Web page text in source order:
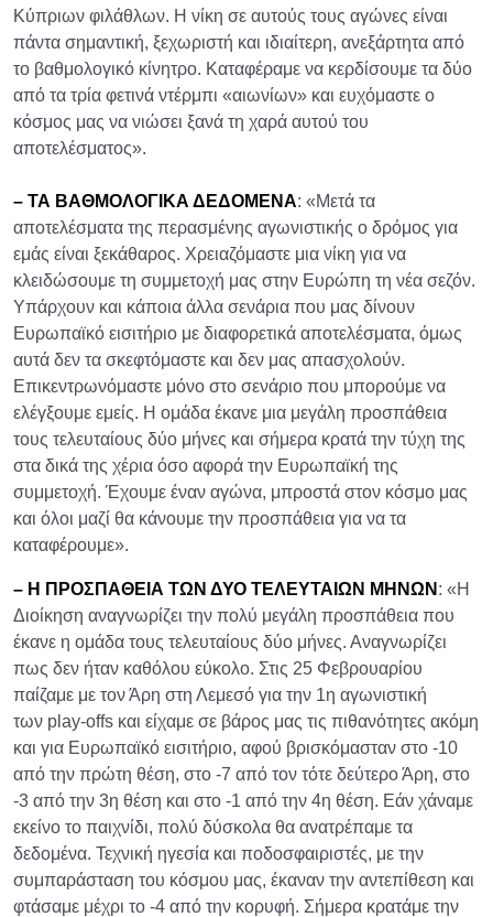
Κύπριων φιλάθλων. Η νίκη σε αυτούς τους αγώνες είναι
πάντα σημαντική, ξεχωριστή και ιδιαίτερη, ανεξάρτητα από
το βαθμολογικό κίνητρο. Καταφέραμε να κερδίσουμε τα δύο
από τα τρία φετινά ντέρμπι «αιωνίων» και ευχόμαστε ο
κόσμος μας να νιώσει ξανά τη χαρά αυτού του
αποτελέσματος».
– ΤΑ ΒΑΘΜΟΛΟΓΙΚΑ ΔΕΔΟΜΕΝΑ: «Μετά τα
αποτελέσματα της περασμένης αγωνιστικής ο δρόμος για
εμάς είναι ξεκάθαρος. Χρειαζόμαστε μια νίκη για να
κλειδώσουμε τη συμμετοχή μας στην Ευρώπη τη νέα σεζόν.
Υπάρχουν και κάποια άλλα σενάρια που μας δίνουν
Ευρωπαϊκό εισιτήριο με διαφορετικά αποτελέσματα, όμως
αυτά δεν τα σκεφτόμαστε και δεν μας απασχολούν.
Επικεντρωνόμαστε μόνο στο σενάριο που μπορούμε να
ελέγξουμε εμείς. Η ομάδα έκανε μια μεγάλη προσπάθεια
τους τελευταίους δύο μήνες και σήμερα κρατά την τύχη της
στα δικά της χέρια όσο αφορά την Ευρωπαϊκή της
συμμετοχή. Έχουμε έναν αγώνα, μπροστά στον κόσμο μας
και όλοι μαζί θα κάνουμε την προσπάθεια για να τα
καταφέρουμε».
– Η ΠΡΟΣΠΑΘΕΙΑ ΤΩΝ ΔΥΟ ΤΕΛΕΥΤΑΙΩΝ ΜΗΝΩΝ : «Η
Διοίκηση αναγνωρίζει την πολύ μεγάλη προσπάθεια που
έκανε η ομάδα τους τελευταίους δύο μήνες. Αναγνωρίζει
πως δεν ήταν καθόλου εύκολο. Στις 25 Φεβρουαρίου
παίζαμε με τον Άρη στη Λεμεσό για την 1η αγωνιστική
των play-offs και είχαμε σε βάρος μας τις πιθανότητες ακόμη
και για Ευρωπαϊκό εισιτήριο, αφού βρισκόμασταν στο -10
από την πρώτη θέση, στο -7 από τον τότε δεύτερο Άρη, στο
-3 από την 3η θέση και στο -1 από την 4η θέση. Εάν χάναμε
εκείνο το παιχνίδι, πολύ δύσκολα θα ανατρέπαμε τα
δεδομένα. Τεχνική ηγεσία και ποδοσφαιριστές, με την
συμπαράσταση του κόσμου μας, έκαναν την αντεπίθεση και
φτάσαμε μέχρι το -4 από την κορυφή. Σήμερα κρατάμε την